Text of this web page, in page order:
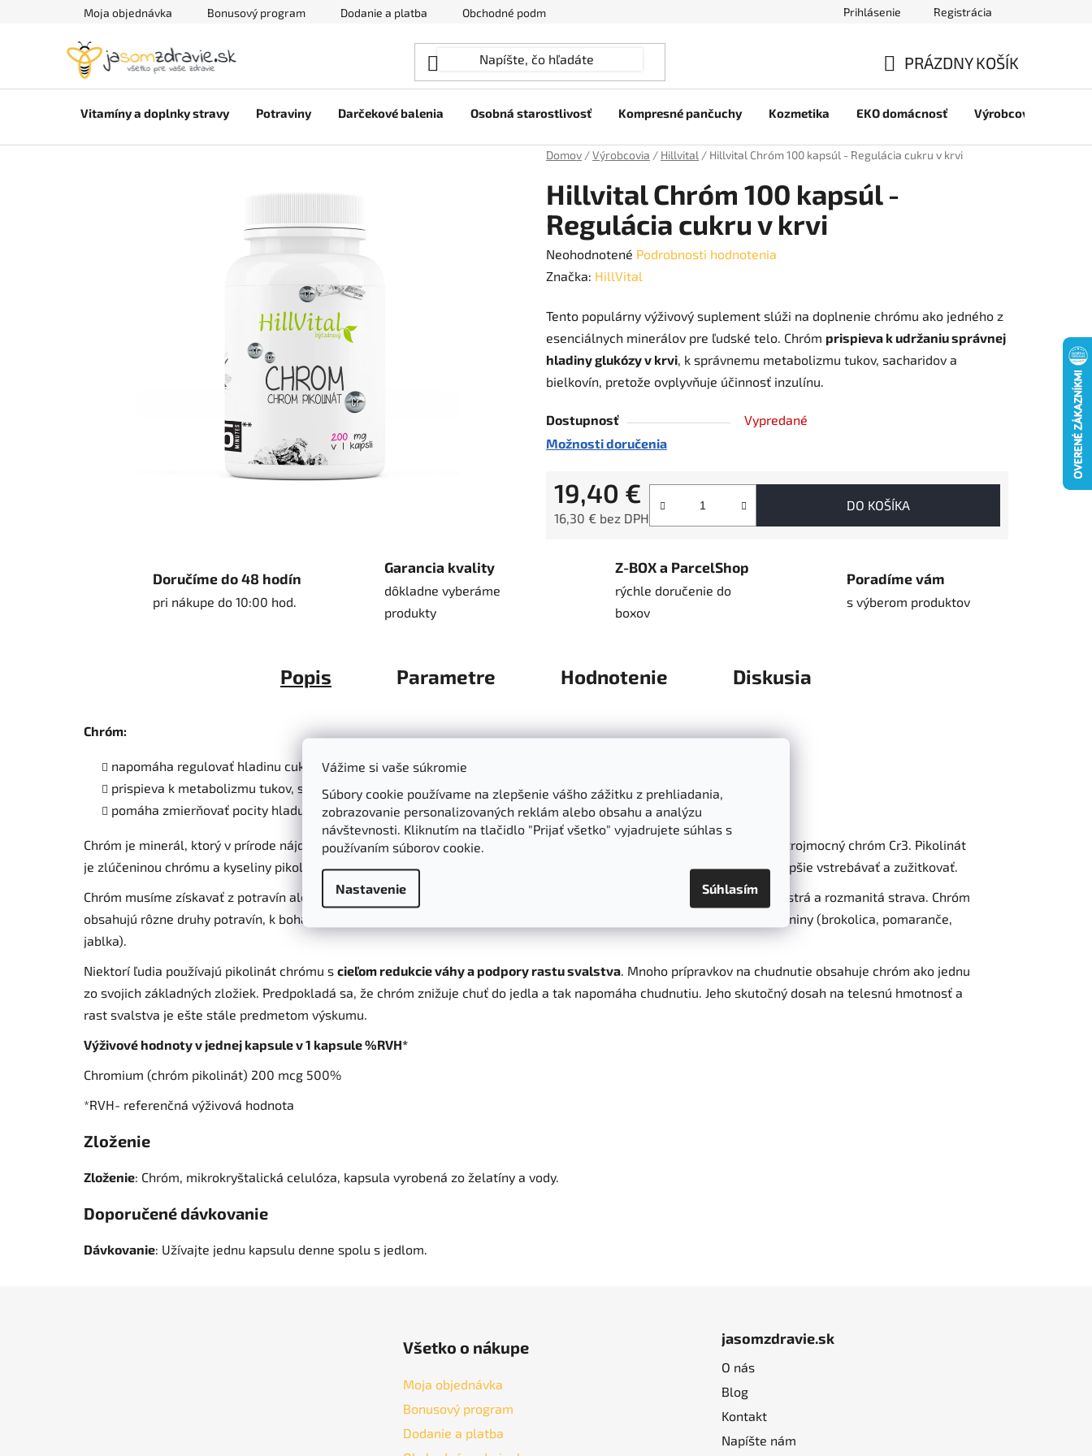
Vážime si vaše súkromie
Súbory cookie používame na zlepšenie vášho zážitku z prehliadania,
zobrazovanie personalizovaných reklám alebo obsahu a analýzu
návštevnosti. Kliknutím na tlačidlo "Prijať všetko" vyjadrujete súhlas s
používaním súborov cookie.
Nastavenie Súhlasím
Moja objednávka Bonusový program Dodanie a platba Obchodné podmienky Prihlásenie Registrácia
KOŠÍK
PRÁZDNY KOŠÍK
Vitamíny a doplnky stravy Potraviny Darčekové balenia Osobná starostlivosť Kompresné pančuchy Kozmetika EKO domácnosť Výrobcovia
Domov /Výrobcovia / Hillvital / Hillvital Chróm 100 kapsúl - Regulácia cukru v krvi
Hillvital Chróm 100 kapsúl -
Regulácia cukru v krvi
Priemerné
hodnotenie
je
0,0
z
5
Neohodnotené Podrobnosti hodnotenia
Značka: HillVital
Tento populárny výživový suplement slúži na doplnenie chrómu ako jedného z
esenciálnych minerálov pre ľudské telo. Chróm prispieva k udržaniu správnej
hladiny glukózy v krvi, k správnemu metabolizmu tukov, sacharidov a
bielkovín, pretože ovplyvňuje účinnosť inzulínu.
Dostupnosť
Vypredané
Možnosti doručenia
19,40 €
16,30 € bez DPH
DO KOŠÍKA
Doručíme do 48 hodín
pri nákupe do 10:00 hod.
Garancia kvality
dôkladne vyberáme
produkty
Z-BOX a ParcelShop
rýchle doručenie do
boxov
Poradíme vám
s výberom produktov
Popis Parametre Hodnotenie Diskusia
Chróm:
napomáha regulovať hladinu cukru v krvi,
prispieva k metabolizmu tukov, sacharidov, bielkovín,
pomáha zmierňovať pocity hladu a chuti na sladké.
Chróm je minerál, ktorý v prírode nájdeme v rôznych podobách. V potravinách a výživových doplnkoch nachádzame tzv. trojmocný chróm Cr3. Pikolinát
je zlúčeninou chrómu a kyseliny pikolinovej. Kyselina pikolínová zabezpečuje, že chróm je stabilnejší a telo ho dokáže lepšie vstrebávať a zužitkovať.
Chróm musíme získavať z potravín alebo výživových doplnkov. Na zabezpečenie jeho optimálnej hladiny zväčša stačí pestrá a rozmanitá strava. Chróm
obsahujú rôzne druhy potravín, k bohatým zdrojom chrómu patria mäso, celozrnné výrobky, niektoré druhy ovocia a zeleniny (brokolica, pomaranče,
jablka).
Niektorí ľudia používajú pikolinát chrómu s cieľom redukcie váhy a podpory rastu svalstva. Mnoho prípravkov na chudnutie obsahuje chróm ako jednu
zo svojich základných zložiek. Predpokladá sa, že chróm znižuje chuť do jedla a tak napomáha chudnutiu. Jeho skutočný dosah na telesnú hmotnosť a
rast svalstva je ešte stále predmetom výskumu.
Výživové hodnoty v jednej kapsule v 1 kapsule %RVH*
Chromium (chróm pikolinát) 200 mcg 500%
*RVH- referenčná výživová hodnota
Zloženie
Zloženie: Chróm, mikrokryštalická celulóza, kapsula vyrobená zo želatíny a vody.
Doporučené dávkovanie
Dávkovanie: Užívajte jednu kapsulu denne spolu s jedlom.
Všetko o nákupe
Moja objednávka
Bonusový program
Dodanie a platba
jasomzdravie.sk
O nás
Blog
Kontakt
Napíšte nám